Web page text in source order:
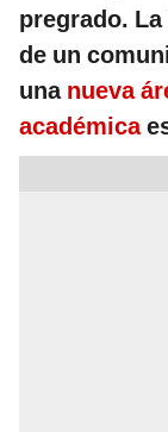
pregrado.
de un
una nueva
académica